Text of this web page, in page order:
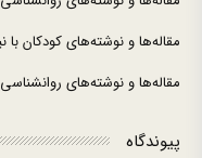
مقاله‌ها و نوشته‌های کودکان با
مقاله‌ها و نوشته‌های
پیوندگاه